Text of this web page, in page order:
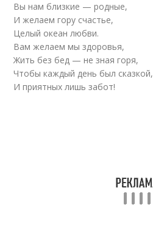
Воспитатели в стихах
Вы нам близкие — родные,
И желаем гору счастье,
Целый океан любви.
Вам желаем мы здоровья,
Жить без бед — не зная горя,
Чтобы каждый день был сказкой,
И приятных лишь забот!